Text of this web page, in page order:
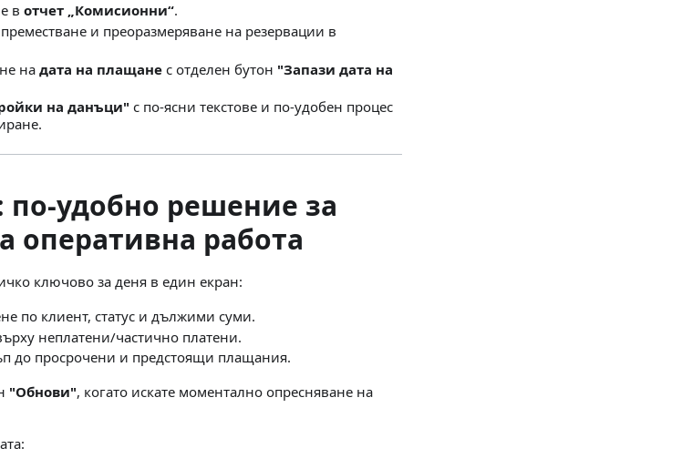
в отчет „Комисионни“.
и преоразмеряване на резервации в
на дата на плащане с отделен бутон "Запази дата на
на данъци" с по-ясни текстове и по-удобен процес
удобно решение за
оперативна работа
ключово за деня в един екран:
по клиент, статус и дължими суми.
неплатени/частично платени.
до просрочени и предстоящи плащания.
"Обнови", когато искате моментално опресняване на